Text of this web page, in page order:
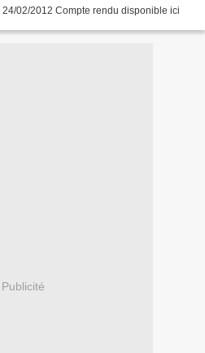
02/2012 Compte rendu disponible ici
Publicité